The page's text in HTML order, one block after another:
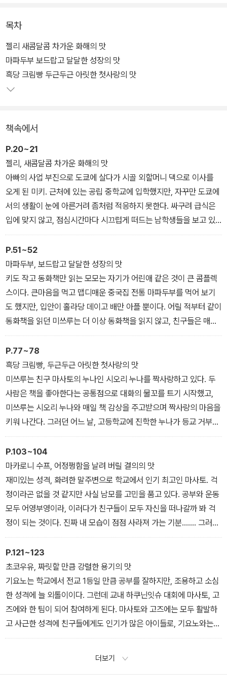
<오늘의 급식>은 갓 중학교에 입학한 미키, 모모, 미쓰루, 마사토, 기
요노, 고즈에 총 여섯 아이들이 겪어 나가는 1년의 학교생활 이야기이
다. 하루하루가 새롭고 특별할 청소년들의 일상을 담백하게 담아냈
다.
갈 수 있다는 용기를 전하는 작품이다. 개개인의 에피소드를 입체적
으로 담아내어 청소년 독자에게 깊은 공감과 감동을 전하고, 나아가
성숙과 배려의 마음이 한 뼘 자라는 경험을 선사할 것이다.
목차
젤리 새콤달콤 차가운 화해의 맛
마파두부 보드랍고 달달한 성장의 맛
흑당 크림빵 두근두근 아릿한 첫사랑의 맛
책속에서
P.20~21
젤리, 새콤달콤 차가운 화해의 맛
아빠의 사업 부진으로 도쿄에 살다가 시골 외할머니 댁으로 이사를
오게 된 미키. 근처에 있는 공립 중학교에 입학했지만, 자꾸만 도쿄에
서의 생활이 눈에 아른거려 좀처럼 적응하지 못한다. 싸구려 급식은
입에 맞지 않고, 점심시간마다 시끄럽게 떠드는 남학생들을 보고 있
자니 눈살이 찌푸려진다. 그러던 어느 날, 미키는 7월 칠석을 기념하
는 대나무에 ‘세이린으로 돌아가게 해 주세요.’라고 소원을 적고, 친구
고즈에가 이것을 발견하게 되는데…….
급식으로 나온 프라이드치킨은 얼핏 봐도 퍼석퍼석했고, 야채수프 위
에는 기름이 둥둥 떠 있었다. 입맛이 뚝 떨어졌다. 마지못해 맨 빵만
조금씩 뜯어 먹고 있는데, 맞은편에 앉은 마사토가 살가운 척을 하면
서 다가왔다.
“저기, 미키. 그거 안 먹을 거면 나 줄래? 치킨 말이야.”
프라이드치킨은 이 학교에서 엄청 인기 있는 메뉴인 듯했지만, 나는
하나도 아깝지 않았다. 심드렁하게 고개를 끄덕였다.
“그래, 먹어.”
“저, 정말? 정말로?”
마사토가 깜작 놀라 되물었다.
없기다!”
자기가 달라고 해 놓고선 왜 저렇게 법석인지. 나는 마사토 목소리가
시끄러워서 인상을 찌푸렸다. 그런데 그때 옆에서 심술궂은 목소리가
날아와 귀에 꽂혔다.
“우리 학교 급식이 그렇게 싫어?”
고개를 휙 돌리자 고즈에가 나를 노려보고 있었다. 나는 너무 당황해
“억지로 거짓말할 필요 없어. 너, 부잣집 애들이 다니는 학교의 고급
급식만 먹어서 이런 싸구려 급식은 안 먹고 싶은 거 아냐?”
P.51~52
마파두부, 보드랍고 달달한 성장의 맛
키도 작고 동화책만 읽는 모모는 자기가 어린애 같은 것이 큰 콤플렉
스이다. 큰마음을 먹고 맵디매운 중국집 전통 마파두부를 먹어 보기
도 했지만, 입안이 홀라당 데이고 배만 아플 뿐이다. 어릴 적부터 같이
동화책을 읽던 미쓰루는 더 이상 동화책을 읽지 않고, 친구들은 매운
마파두부가 맛있기만 하다는데……. 모모는 친구들만 모두 어른이 되
고 자신은 뒤처지는 것 같아 걱정이 된다. 그런데 어느 날, 도서관에
갔다가 동화책을 읽고 있는 미쓰루를 발견한다! 미쓰루도 모모처럼
하루빨리 어른이 되려고 아등바등했다는 사실을 깨닫는 순간, 모모는
마음속에 깊이 박혀 있던 응어리가 사라지는 기분을 느낀다.
“미안……. 그런데 너, 이거 빌리려고 했던 거 아냐?”
나는 머뭇거리면서 포클 책을 내밀었다. 하지만 미쓰루는 책을 거들
떠보지도 않은 채 이렇게 말했다.
“아니. 저번에 네가 말했던 게 생각나서 잠깐 훑어본 것뿐이야.”
“너, 엄청 재미있어 하는 것처럼 보였는데…….”
“아니라니까.”
미쓰루가 단호한 목소리로 말하자 나는 또 움츠러들었다. 그런데 그
때 미쓰루가 나직이 한마디를 덧붙였다.
을 읽고 있으면 안 이상하겠냐?”
아, 그렇구나……. 나는 그 말을 듣고서야 깨달았다.
미쓰루는 동화를 안 좋아하는 게 아니었다. 미쓰루의 표정과 목소리
가 그렇게 말하고 있었다. 문득 오늘 미키와 나눴던 이야기가 떠올랐
다. 미치는 어른인 척하는 내가 화난 것처럼 보였다고 말했다. 나만 그
런 게 아니라 미쓰루도 마찬가지였던 거다.
어쩌면 미쓰루도 서둘러 어른이 되려고 무리하고 있는 건 아닐까? 나
P.77~78
흑당 크림빵, 두근두근 아릿한 첫사랑의 맛
미쓰루는 친구 마사토의 누나인 시오리 누나를 짝사랑하고 있다. 두
사람은 책을 좋아한다는 공통점으로 대화의 물꼬를 트기 시작했고,
미쓰루는 시오리 누나와 매일 책 감상을 주고받으며 짝사랑의 마음을
키워 나간다. 그러던 어느 날, 고등학교에 진학한 누나가 등교 거부를
하고 있다는 사실을 알게 되는데……. 어떻게 하면 시오리 누나에게
힘이 될 수 있을까?
시오리 누나는 나를 발견하고 잠시 놀란 듯하더니 이내 차가운 말투
로 물었다.
“왜? 혹시 마사토가 무슨 부탁이라도 하던?”
“아, 아뇨! 누나한테 주고 싶은 게 있어서요.”
시오리 누나가 눈살을 찌푸렸지만, 나는 모른 척하며 방으로 들어갔
다. 그리고 가방에서 흑당 크림빵을 꺼내 누나 손에 꼭 쥐여 주었다.
“빵? 이건 왜…….”
“그게, 전에 누나가 좋아한다고 했던 게 생각나서요. 먹어 본 지 오래
됐을 테니까 좋아하지 않을까 싶어서……. 어, 어제 만났을 때 중학교
시절로 돌아가고 싶다고 했잖아요. 그래서 그때 좋아했던 급식이라도
먹어 보면 어떨까, 그런 생각이 들어서…….”
좋아하는 음식으로 북돋으려 하는 건 너무 순진한 발상이었던 걸까?
P.103~104
마카로니 수프, 어정쩡함을 날려 버릴 결의의 맛
재미있는 성격, 화려한 말주변으로 학교에서 인기 최고인 마사토. 걱
정이라곤 없을 것 같지만 사실 남모를 고민을 품고 있다. 공부와 운동
모두 어영부영이라, 이러다가 친구들이 모두 자신을 떠나갈까 봐 걱
정이 되는 것이다. 진짜 내 모습이 점점 사라져 가는 기분……. 그러던
어느 날, 마사토는 평소 만담을 잘 받아 주는 원어민 교사인 라미레스
선생님에게 이런 고민을 툭 털어놓게 된다. 선생님은 마사토의 유쾌
함에 가려져 있던 진중한 이야기를 귀 기울여 들어주고, ‘아주 작은 계
기’만 있어도 충분히 변화할 수 있다고 응원을 건넨다.
오늘 급식은 코페 빵, 브로콜리를 버무린 미트볼, 그리고 마카로니 수
프였다. 그중에서 마카로니 수프는 내가 좋아하는 음식 중 하나였다.
알파벳 모양의 작은 마카로니가 들어간 콩소메 수프로, 그 안에 들어
리알이 몇 개 들어 있는지 세다가 문득 무언가를 보고 말았다.
P.121~123
초코우유, 짜릿할 만큼 강렬한 용기의 맛
기요노는 학교에서 전교 1등일 만큼 공부를 잘하지만, 조용하고 소심
한 성격에 늘 외톨이이다. 그런데 교내 하쿠닌잇슈 대회에 마사토, 고
즈에와 한 팀이 되어 참여하게 된다. 마사토와 고즈에는 모두 활발하
고 사근한 성격에 친구들에게도 인기가 많은 아이들로, 기요노와는
정반대의 성향을 갖고 있다. 기요노는 그런 친구들이 불편하면서도
더보기